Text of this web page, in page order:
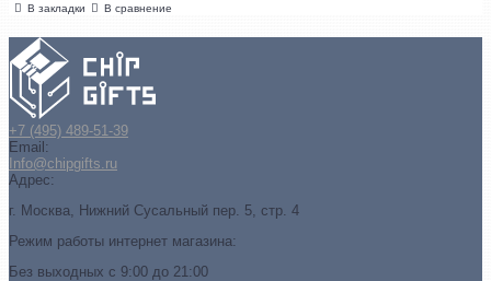
В закладки В сравнение
+7 (495) 489-51-39
Email:
Info@chipgifts.ru
Адрес:
г. Москва, Нижний Сусальный пер. 5, стр. 4
Режим работы интернет магазина:
Без выходных с 9:00 до 21:00